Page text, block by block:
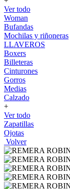
Ver todo
Woman
Bufandas
Mochilas y riñoneras
LLAVEROS
Boxers
Billeteras
Cinturones
Gorros
Medias
Calzado
+
Ver todo
Zapatillas
Ojotas
Volver